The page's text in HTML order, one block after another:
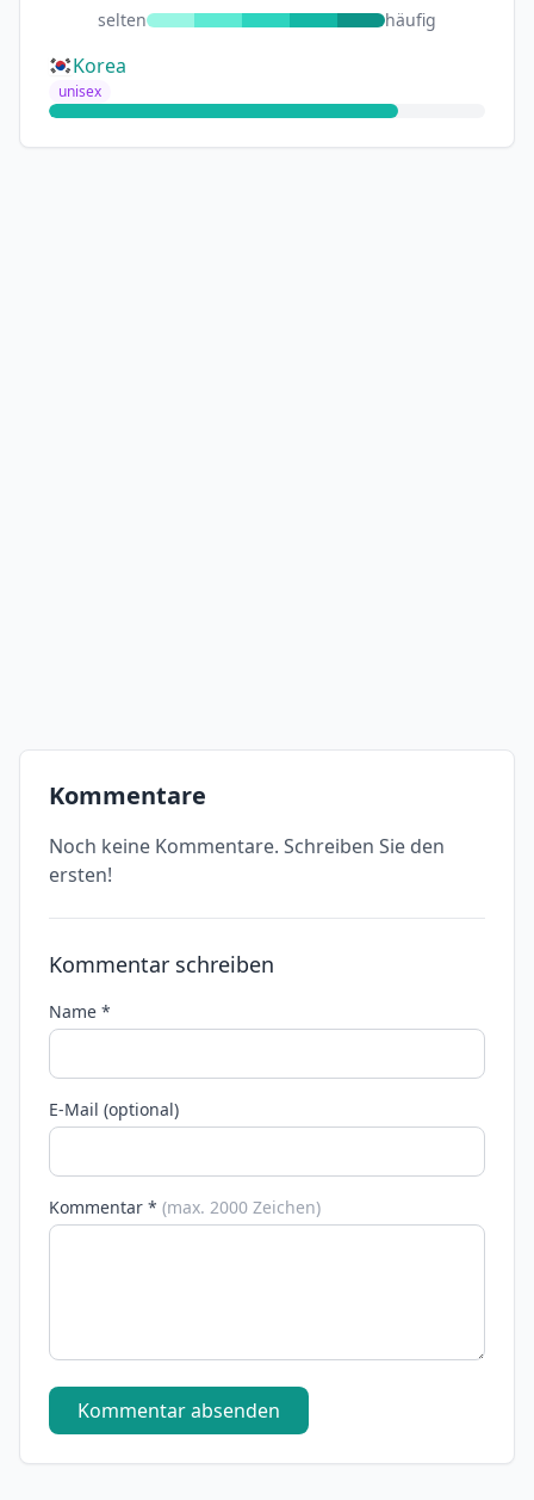
selten häufig
Korea
unisex
Kommentare
Noch keine Kommentare. Schreiben Sie den
ersten!
Kommentar schreiben
Name *
E-Mail (optional)
Kommentar * (max. 2000 Zeichen)
Kommentar absenden